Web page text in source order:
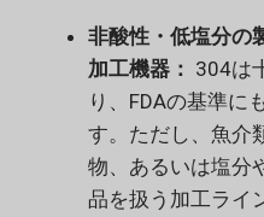
非酸性・低塩分の
加工機器： 304は
り、FDAの基準に
す。ただし、魚介
物、あるいは塩分
品を扱う加工ライ